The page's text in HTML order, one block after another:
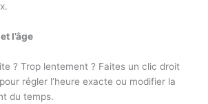
l’âge
? Trop lentement ? Faites un clic droit
régler l’heure exacte ou modifier la
du temps.